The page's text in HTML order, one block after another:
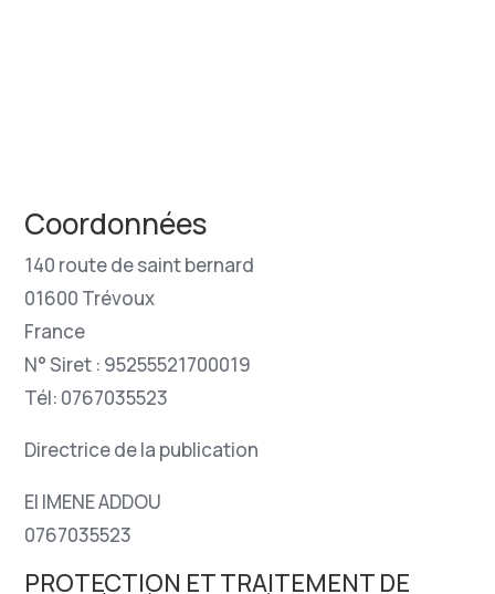
Coordonnées
140 route de saint bernard
01600 Trévoux
France
N° Siret : 95255521700019
Tél: 0767035523
Directrice de la publication
EI IMENE ADDOU
0767035523
PROTECTION ET TRAITEMENT DE